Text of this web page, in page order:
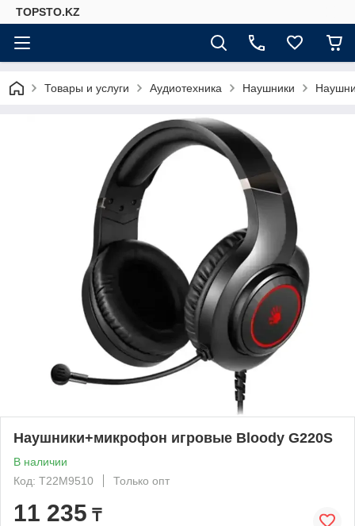
TOPSTO.KZ
Товары и услуги Аудиотехника Наушники
Наушники+микрофон игровые Bloody G220S
В наличии
Код: T22M9510
Только опт
11 235 ₸